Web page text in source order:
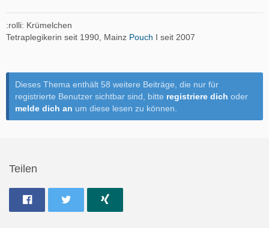
:rolli: Krümelchen
Tetraplegikerin seit 1990, Mainz Pouch I seit 2007
Dieses Thema enthält 58 weitere Beiträge, die nur für
registrierte Benutzer sichtbar sind, bitte registriere dich oder
melde dich an um diese lesen zu können.
Teilen